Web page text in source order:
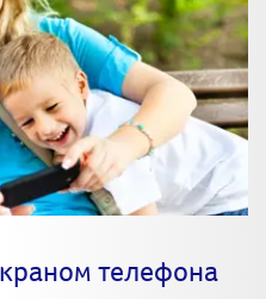
телефона